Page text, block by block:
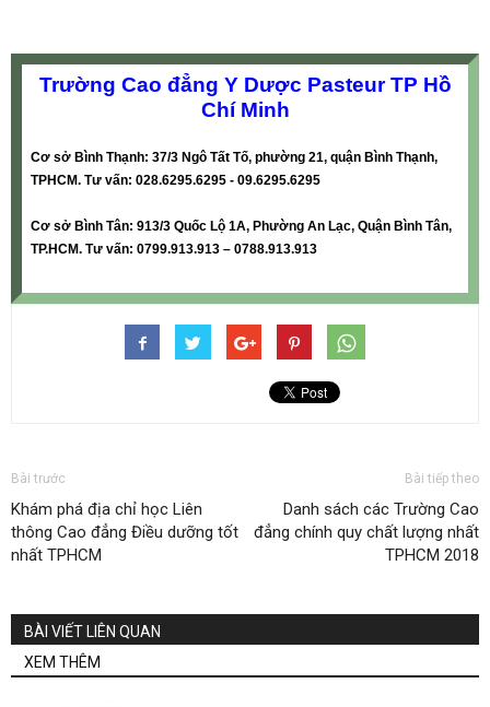
Trường Cao đẳng Y Dược Pasteur TP Hồ
Chí Minh
Cơ sở Bình Thạnh: 37/3 Ngô Tất Tố, phường 21, quận Bình Thạnh,
TPHCM. Tư vấn: 028.6295.6295 - 09.6295.6295
Cơ sở Bình Tân: 913/3 Quốc Lộ 1A, Phường An Lạc, Quận Bình Tân,
TP.HCM. Tư vấn: 0799.913.913 – 0788.913.913
Bài trước
Khám phá địa chỉ học Liên
thông Cao đẳng Điều dưỡng tốt
nhất TPHCM
Bài tiếp theo
Danh sách các Trường Cao
đẳng chính quy chất lượng nhất
TPHCM 2018
BÀI VIẾT LIÊN QUAN
XEM THÊM